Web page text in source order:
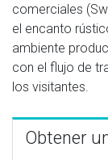
comerciales
el encanto
ambiente
con el flujo de
los visitantes.
Obtener